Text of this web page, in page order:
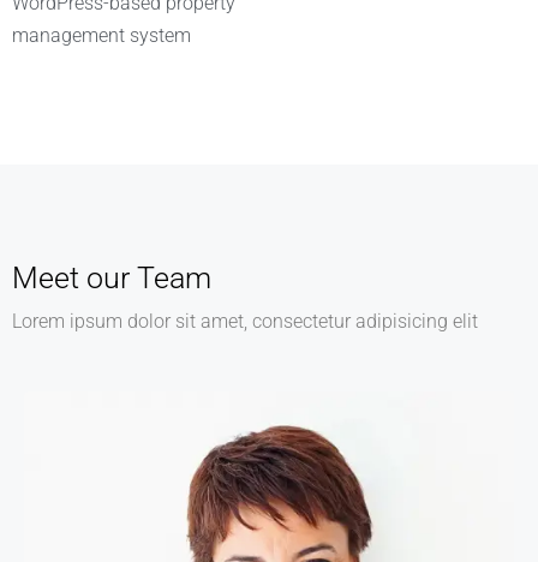
management system
Meet our Team
Lorem ipsum dolor sit amet, consectetur adipisicing elit